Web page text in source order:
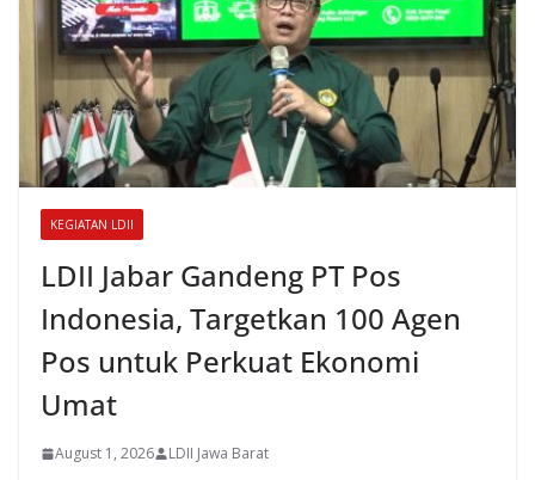
KEGIATAN LDII
LDII Jabar Gandeng PT Pos
Indonesia, Targetkan 100 Agen
Pos untuk Perkuat Ekonomi
Umat
August 1, 2026 LDII Jawa Barat